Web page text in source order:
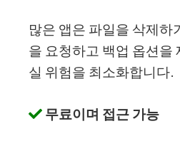
많은 앱은 파일을 삭제하
을 요청하고 백업 옵션을
실 위험을 최소화합니다.
무료이며 접근 가능